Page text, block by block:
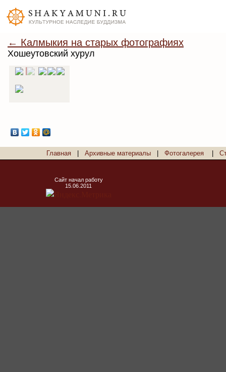
← Калмыкия на старых фотографиях
Хошеутовский хурул
Главная Архивные материалы Фотогалерея
Сайт начал работу
15.06.2011